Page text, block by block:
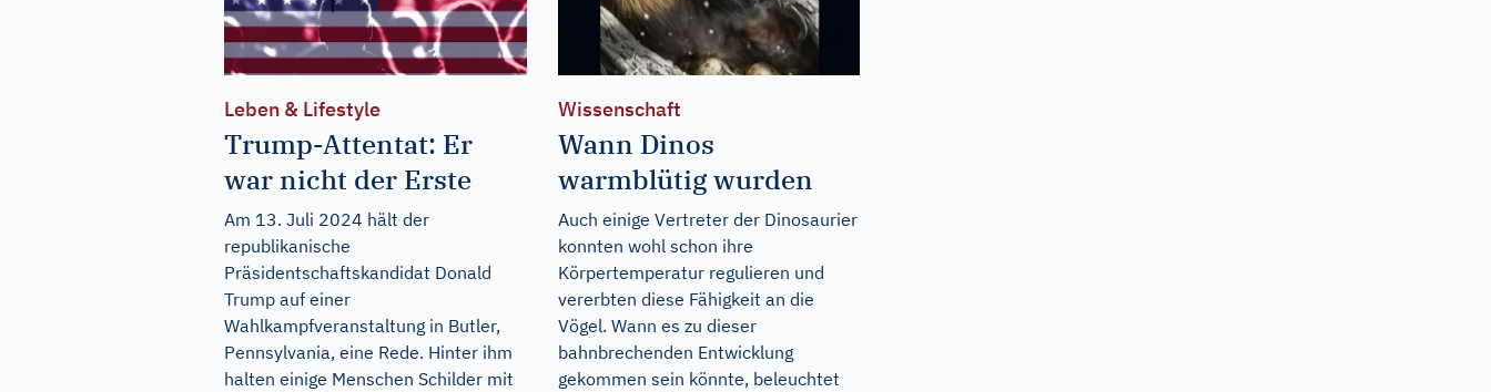
Leben & Lifestyle
Trump-Attentat: Er
war nicht der Erste
Am 13. Juli 2024 hält der
republikanische
Präsidentschaftskandidat Donald
Trump auf einer
Wahlkampfveranstaltung in Butler,
Pennsylvania, eine Rede. Hinter ihm
halten einige Menschen Schilder mit
Wissenschaft
Wann Dinos
warmblütig wurden
Auch einige Vertreter der Dinosaurier
konnten wohl schon ihre
Körpertemperatur regulieren und
vererbten diese Fähigkeit an die
Vögel. Wann es zu dieser
bahnbrechenden Entwicklung
gekommen sein könnte, beleuchtet